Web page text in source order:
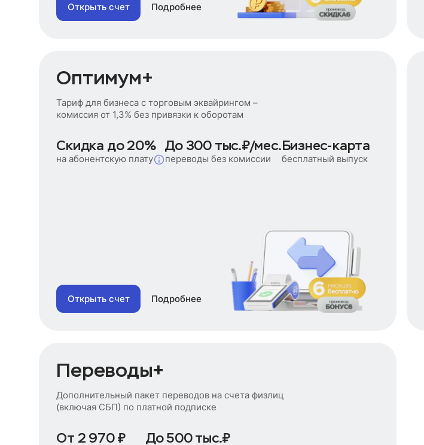
Открыть счет Подробнее
Оптимум+
Тариф для бизнеса с торговым эквайрингом –
комиссия от 1,3% без привязки к оборотам
Скидка до 20%
на абонентскую плату
До 300 тыс.₽/мес.
переводы без комиссии
Бизнес-карта
бесплатный выпуск
Открыть счет Подробнее
Переводы+
Дополнительный пакет переводов на счета физлиц
(включая СБП) по платной подписке
От 2 970 ₽ До 500 тыс.₽